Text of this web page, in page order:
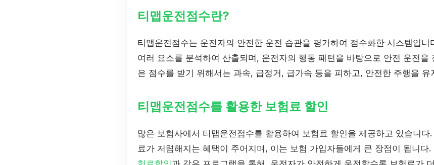
티맵운전점수란?
티맵운전점수는 운전자의 안전한 운전 습관을 평가하여 점수화한 시스템입니
여러 요소를 분석하여 산출되며, 운전자의 행동 패턴을 바탕으로 안전 운전을
은 점수를 받기 위해서는 과속, 급정거, 급가속 등을 피하고, 안전한 주행을 유
티맵운전점수를 활용한 보험료 할인
많은 보험사에서 티맵운전점수를 활용하여 보험료 할인을 제공하고 있습니다
료가 저렴해지는 혜택이 주어지며, 이는 보험 가입자들에게 큰 장점이 됩니다.